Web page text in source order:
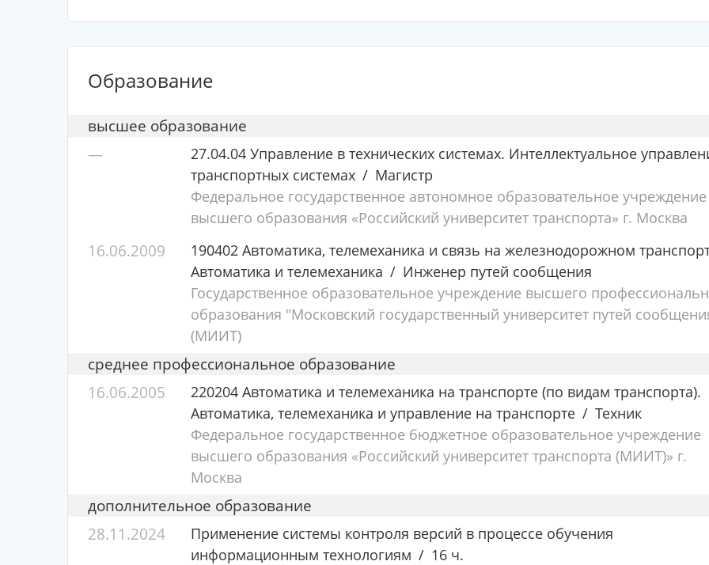
Образование
высшее образование
—
27.04.04 Управление в технических системах. Интеллектуальное
транспортных системах
Магистр
Федеральное государственное автономное образовательное учреждение
высшего образования «Российский университет транспорта» г. Москва
16.06.2009
190402 Автоматика, телемеханика и связь на железнодорожном
Автоматика и телемеханика
Инженер путей сообщения
Государственное образовательное учреждение высшего
образования "Московский государственный университет путей
(МИИТ)
среднее профессиональное образование
16.06.2005
220204 Автоматика и телемеханика на транспорте (по видам транспорта).
Автоматика, телемеханика и управление на транспорте
Техник
Федеральное государственное бюджетное образовательное учреждение
высшего образования «Российский университет транспорта (МИИТ)» г.
Москва
дополнительное образование
28.11.2024
Применение системы контроля версий в процессе обучения
информационным технологиям
16 ч.